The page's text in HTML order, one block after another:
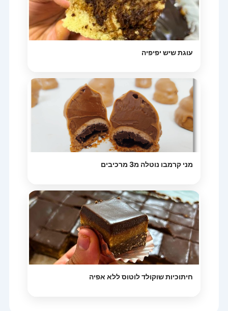
עוגת שיש יפיפיה
מני קרמבו נוטלה מ3 מרכיבים
חיתוכיות שוקולד לוטוס ללא אפיה